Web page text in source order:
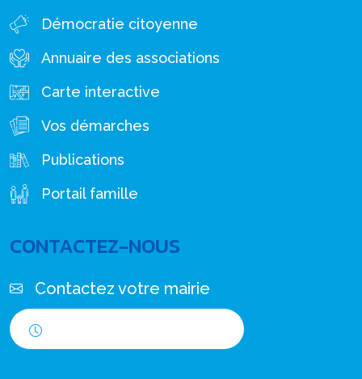
Démocratie citoyenne
Annuaire des associations
Carte interactive
Vos démarches
Publications
Portail famille
CONTACTEZ-NOUS
Contactez votre mairie